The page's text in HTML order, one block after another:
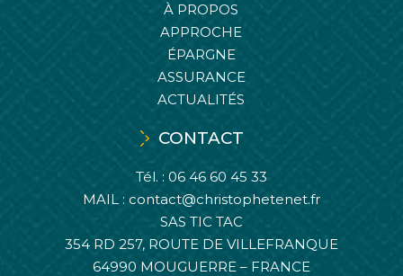
À PROPOS
APPROCHE
ÉPARGNE
ASSURANCE
ACTUALITÉS
CONTACT
Tél. : 06 46 60 45 33
MAIL : contact@christophetenet.fr
SAS TIC TAC
354 RD 257, ROUTE DE VILLEFRANQUE
64990 MOUGUERRE – FRANCE